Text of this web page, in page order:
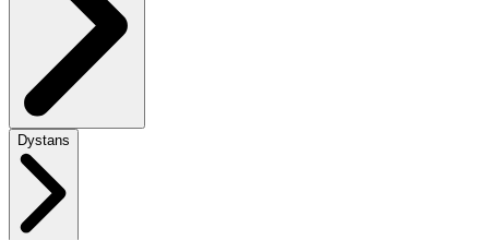
Dystans